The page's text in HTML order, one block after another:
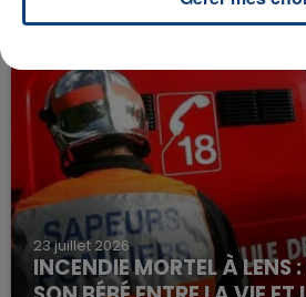
FIL D'ACTU
23 juillet 2026
INCENDIE MORTEL À LENS